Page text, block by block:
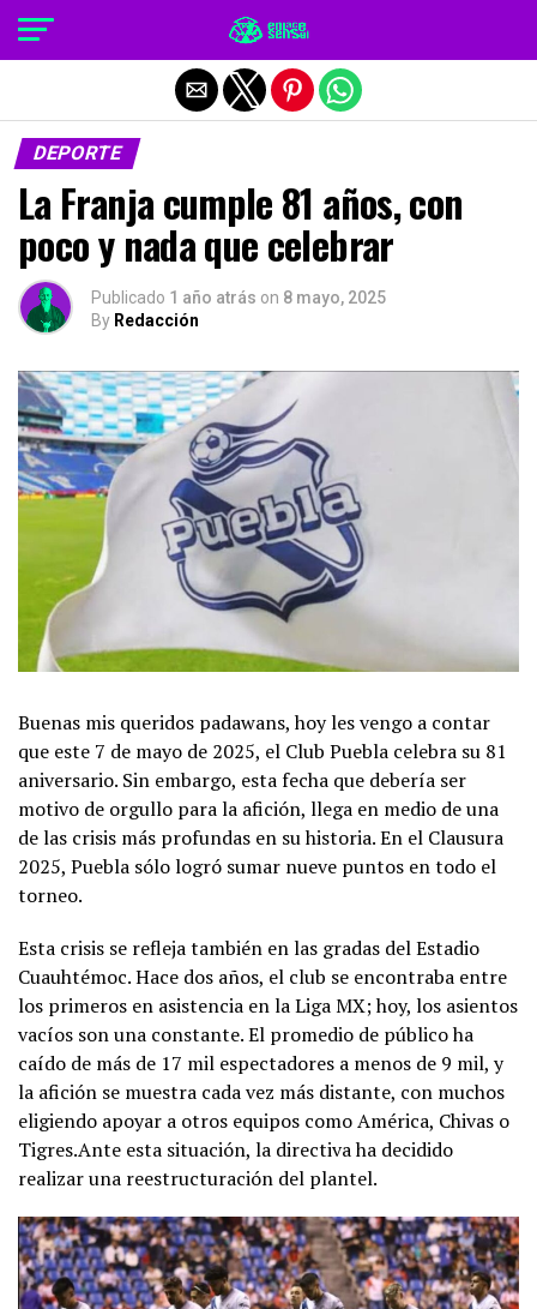
DEPORTE
La Franja cumple 81 años, con
poco y nada que celebrar
Publicado 1 año atrás on 8 mayo, 2025
By Redacción
Buenas mis queridos padawans, hoy les vengo a contar
que este 7 de mayo de 2025, el Club Puebla celebra su 81
aniversario. Sin embargo, esta fecha que debería ser
motivo de orgullo para la afición, llega en medio de una
de las crisis más profundas en su historia. En el Clausura
2025, Puebla sólo logró sumar nueve puntos en todo el
torneo.
Esta crisis se refleja también en las gradas del Estadio
Cuauhtémoc. Hace dos años, el club se encontraba entre
los primeros en asistencia en la Liga MX; hoy, los asientos
vacíos son una constante. El promedio de público ha
caído de más de 17 mil espectadores a menos de 9 mil, y
la afición se muestra cada vez más distante, con muchos
eligiendo apoyar a otros equipos como América, Chivas o
Tigres.Ante esta situación, la directiva ha decidido
realizar una reestructuración del plantel.
Salir de la versión móvil